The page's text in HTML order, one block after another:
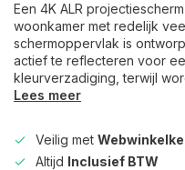
Een 4K ALR
woonkamer met redelijk
schermoppervlak is
actief te reflecteren voor
kleurverzadiging, terwijl
Lees meer
Veilig met
Altijd Inclusief BTW